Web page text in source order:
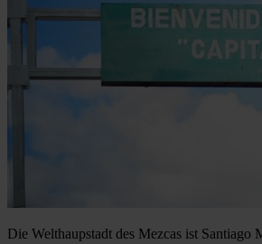
Die Welthaupstadt des Mezcas ist Santiago